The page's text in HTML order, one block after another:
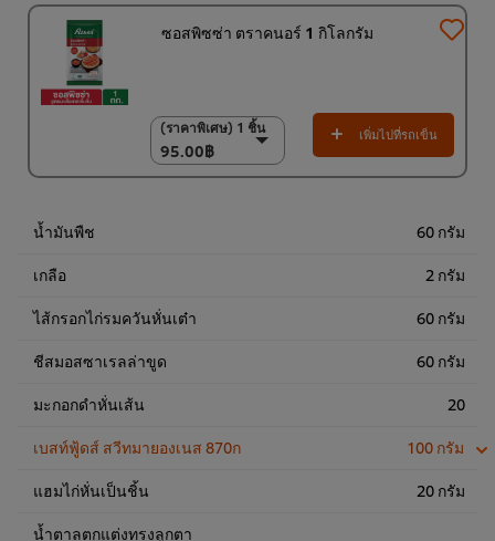
ซอสพิซซ่า ตราคนอร์ 1 กิโลกรัม
(ราคาพิเศษ) 1 ชิ้น
95.00฿
(ราคาพิเศษ) 1 ชิ้น
95.00฿
(ราคาพิเศษ) แพ็ค 9
เพิ่มไปที่รถเข็น
น้ำมันพืช 60 กรัม
เกลือ 2 กรัม
ไส้กรอกไก่รมควันหั่นเต๋า 60 กรัม
ชีสมอสซาเรลล่าขูด 60 กรัม
มะกอกดำหั่นเส้น 20
เบสท์ฟู้ดส์ สวีทมายองเนส 870ก 100 กรัม
แฮมไก่หั่นเป็นชิ้น 20 กรัม
น้ำตาลตกแต่งทรงลูกตา